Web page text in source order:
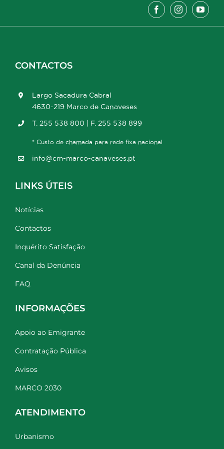
CONTACTOS
Largo Sacadura Cabral
4630-219 Marco de Canaveses
T. 255 538 800 | F. 255 538 899
* Custo de chamada para rede fixa nacional
info@cm-marco-canaveses.pt
LINKS ÚTEIS
Notícias
Contactos
Inquérito Satisfação
Canal da Denúncia
FAQ
INFORMAÇÕES
Apoio ao Emigrante
Contratação Pública
Avisos
MARCO 2030
ATENDIMENTO
Urbanismo